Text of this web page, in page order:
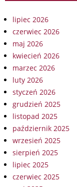
lipiec 2026
czerwiec 2026
maj 2026
kwiecień 2026
marzec 2026
luty 2026
styczeń 2026
grudzień 2025
listopad 2025
październik 2025
wrzesień 2025
sierpień 2025
lipiec 2025
czerwiec 2025